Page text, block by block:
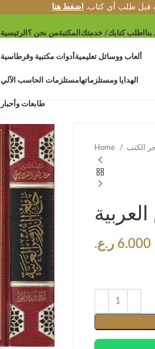
قبل طلب أي كتاب. اضغط هنا
الرئيسية من نحن ؟المكتبة اطلب كتابك/ خدمتك
أدوات مكتبية وقرطاسية ألعاب ووسائل تعليمية
مستلزمات الحاسب الآليالهدايا ومستلزماتها
طابعات وأحبار
Home
6.000 ر.ع.